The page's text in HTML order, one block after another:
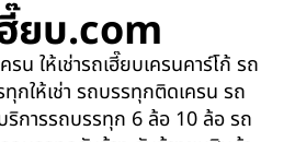
ยบ.com
น ให้เช่ารถเฮี๊ยบเครนคาร์โก้ รถ
กให้เช่า รถบรรทุกติดเครน รถ
ริการรถบรรทุก 6 ล้อ 10 ล้อ รถ